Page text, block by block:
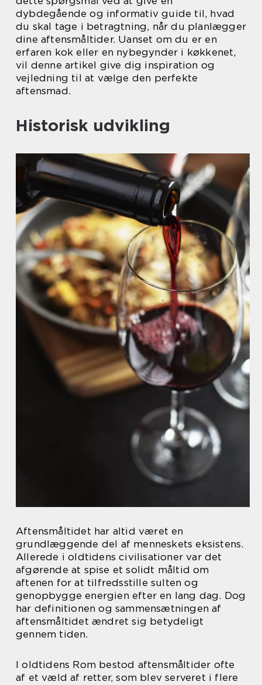
dybdegående og informativ guide til, hvad
du skal tage i betragtning, når du planlægger
dine aftensmåltider. Uanset om du er en
erfaren kok eller en nybegynder i køkkenet,
vil denne artikel give dig inspiration og
vejledning til at vælge den perfekte
aftensmad.
Historisk udvikling
Aftensmåltidet har altid været en
grundlæggende del af menneskets eksistens.
Allerede i oldtidens civilisationer var det
afgørende at spise et solidt måltid om
aftenen for at tilfredsstille sulten og
genopbygge energien efter en lang dag. Dog
har definitionen og sammensætningen af
aftensmåltidet ændret sig betydeligt
gennem tiden.
I oldtidens Rom bestod aftensmåltider ofte
af et væld af retter, som blev serveret i flere